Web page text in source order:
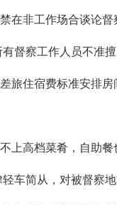
非工作场合谈论
督察工作人员不准
住宿费标准安排
高档菜肴，自助
车简从，对被督察